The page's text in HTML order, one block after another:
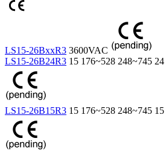
LS15-26BxxR3 3600VAC
LS15-26B24R3 15 176~528 248~745 24
LS15-26B15R3 15 176~528 248~745 15